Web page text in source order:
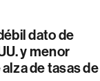
dato de
y menor
de tasas de